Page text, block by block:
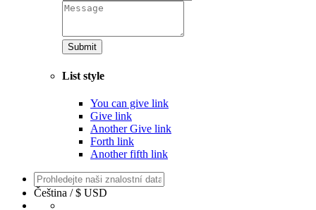
Submit
List style
You can give link
Give link
Another Give link
Forth link
Another fifth link
Čeština / $ USD